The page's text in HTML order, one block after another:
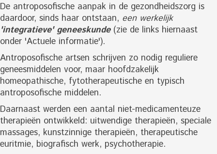
De antroposofische aanpak in de gezondheidszorg is
daardoor, sinds haar ontstaan, een werkelijk
'integratieve' geneeskunde(zie de links hiernaast
onder 'Actuele informatie').
Antroposofische artsen schrijven zo nodig reguliere
geneesmiddelen voor, maar hoofdzakelijk
homeopathische, fytotherapeutische en typisch
antroposofische middelen.
Daarnaast werden een aantal niet-medicamenteuze
therapieën ontwikkeld: uitwendige therapieën, speciale
massages, kunstzinnige therapieën, therapeutische
euritmie, biografisch werk, psychotherapie.